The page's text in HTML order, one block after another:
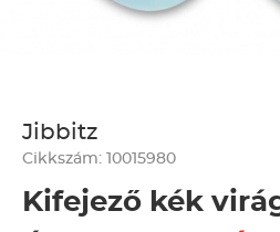
Jibbitz
Cikkszám: 10015980
Kifejező kék